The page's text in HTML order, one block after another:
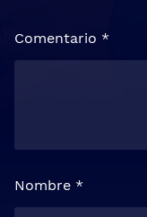
Comentario *
Nombre *